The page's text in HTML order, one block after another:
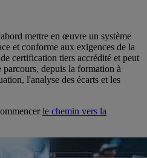
mettre en œuvre un système
et conforme aux exigences de la
certification tiers accrédité et peut
depuis la formation à
l'analyse des écarts et les
le chemin vers la